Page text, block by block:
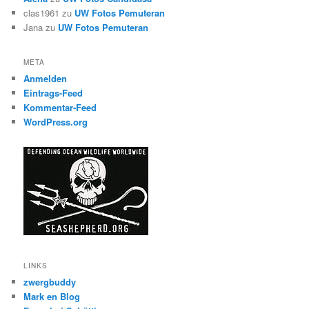
clas1961 zu UW Fotos Pemuteran
Jana zu UW Fotos Pemuteran
META
Anmelden
Eintrags-Feed
Kommentar-Feed
WordPress.org
LINKS
zwergbuddy
Mark en Blog